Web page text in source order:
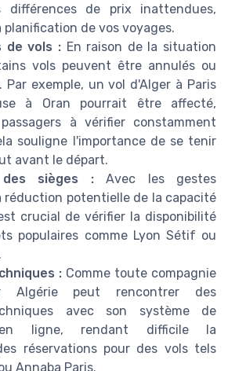
différences de prix inattendues,
de vos voyages.
de vols :En raison de la situation
vols peuvent être annulés ou
Par exemple, un vol d'Alger à Paris
à Oran pourrait être affecté,
à vérifier constamment
souligne l'importance de se tenir
avant le départ.
des sièges :Avec les gestes
réduction potentielle de la capacité
crucial de vérifier la disponibilité
populaires comme Lyon Sétif ou
: Comme toute compagnie
Algérie peut rencontrer des
avec son système de
en ligne, rendant difficile la
réservations pour des vols tels
Annaba Paris.